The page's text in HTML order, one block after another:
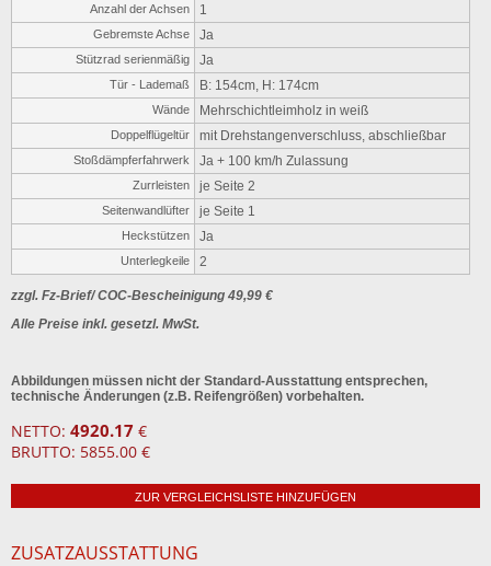
Anzahl der Achsen 1
Gebremste Achse Ja
Stützrad serienmäßig Ja
Tür - Lademaß B: 154cm, H: 174cm
Wände Mehrschichtleimholz in weiß
Doppelflügeltür mit Drehstangenverschluss, abschließbar
Stoßdämpferfahrwerk Ja + 100 km/h Zulassung
Zurrleisten je Seite 2
Seitenwandlüfter je Seite 1
Heckstützen Ja
Unterlegkeile 2
zzgl. Fz-Brief/ COC-Bescheinigung 49,99 €
Alle Preise inkl. gesetzl. MwSt.
Abbildungen müssen nicht der Standard-Ausstattung entsprechen,
technische Änderungen (z.B. Reifengrößen) vorbehalten.
NETTO: 4920.17 €
BRUTTO: 5855.00 €
ZUR VERGLEICHSLISTE HINZUFÜGEN
ZUSATZAUSSTATTUNG